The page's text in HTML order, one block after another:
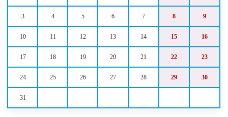
3 4 5 6 7 8 9
10 11 12 13 14 15 16
17 18 19 20 21 22 23
24 25 26 27 28 29 30
31